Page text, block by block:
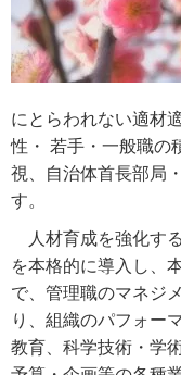
にとらわれない適材
性・ 若手・一般職の
視、自治体首長部局
す。
人材育成を強化す
を本格的に導入し、
で、管理職のマネジ
り、組織のパフォー
教育、科学技術・学